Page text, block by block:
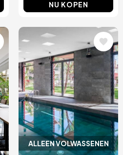
NU KOPEN
ALLEEN VOLWASSENEN
Afbeelding